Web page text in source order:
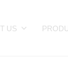
US